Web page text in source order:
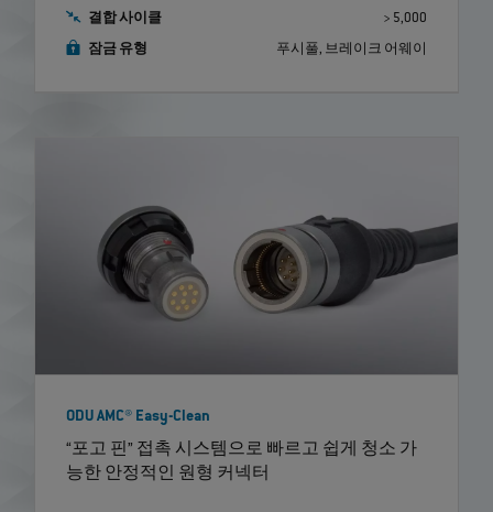
결합 사이클 > 5,000
잠금 유형 푸시풀, 브레이크 어웨이
ODU AMC® Easy-Clean
“포고 핀” 접촉 시스템으로 빠르고 쉽게 청소 가
능한 안정적인 원형 커넥터